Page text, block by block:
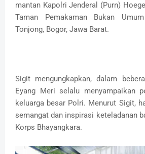
mantan Kapolri Jenderal (Purn)
Taman Pemakaman Bukan
Tonjong, Bogor, Jawa Barat.
Sigit mengungkapkan, dalam
Eyang Meri selalu menyampaikan
keluarga besar Polri. Menurut Sigit,
semangat dan inspirasi keteladanan
Korps Bhayangkara.